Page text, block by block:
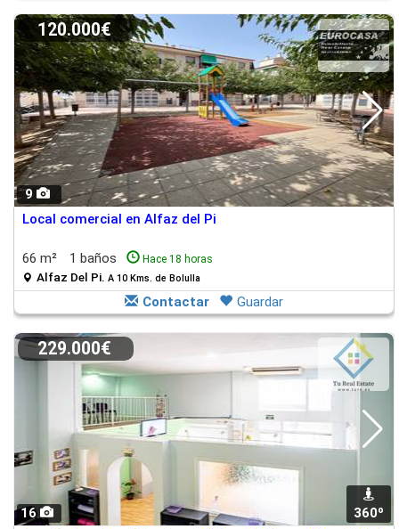
9
120.000€
Local comercial en Alfaz del Pi
66 m² 1 baños Hace 18 horas
Alfaz Del Pi. A 10 Kms. de Bolulla
Contactar Guardar
16 360º
229.000€